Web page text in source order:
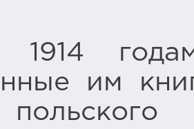
1914
им